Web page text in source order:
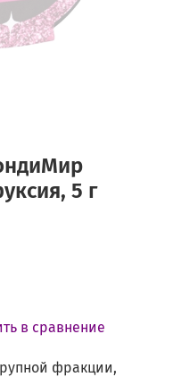
5 г
в сравнение
фракции,